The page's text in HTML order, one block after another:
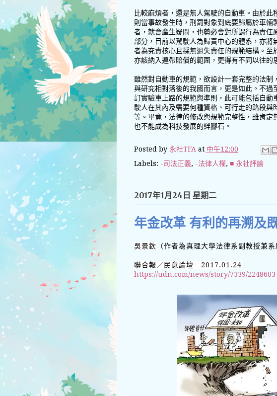
比較麻煩者，還是無人駕駛的自動車。由於此
則當事故發生時，刑罰對象到底要歸屬於車輛
者，就會產生疑問，也勢必會對所謂行為責任
部分，目前以駕駛人為歸責中心的體系，亦將
者為究責核心且採無過失責任的規範結構。至
亦該納入連帶賠償的範圍，更得有不同以往的
雖然對自動車的規範，欲設計一套完整的法制
與研究相對落後的我國而言，更是如此。不過
訂實驗車上路的規範與準則，此可能包括自動
駛人在其內及需要何種資格、可行走的路段與
等。畢竟，法律的修改與規範完整性，雖肯定
也不能成為科技發展的絆腳石。
Posted by 永社TFA at 中午12:00
Labels: -司法正義, -法律人權, ■ 永社評論
2017年1月24日 星期二
年金改革 有利的再溯及
吳景欽 （作者為真理大學法律系副教授兼系
聯合報／民意論壇 2017.01.24
https://udn.com/news/story/7339/2248603